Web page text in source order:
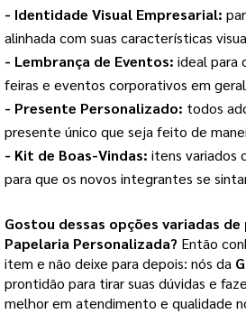
- Identidade Visual Empresarial:
alinhada com suas características
- Lembrança de Eventos: ideal para
feiras e eventos corporativos em
- Presente Personalizado: todos
presente único que seja feito de
- Kit de Boas-Vindas: itens variados
para que os novos integrantes se
Gostou dessas opções variadas
Papelaria Personalizada? Então
item e não deixe para depois: nós da
prontidão para tirar suas dúvidas e
melhor em atendimento e qualidade